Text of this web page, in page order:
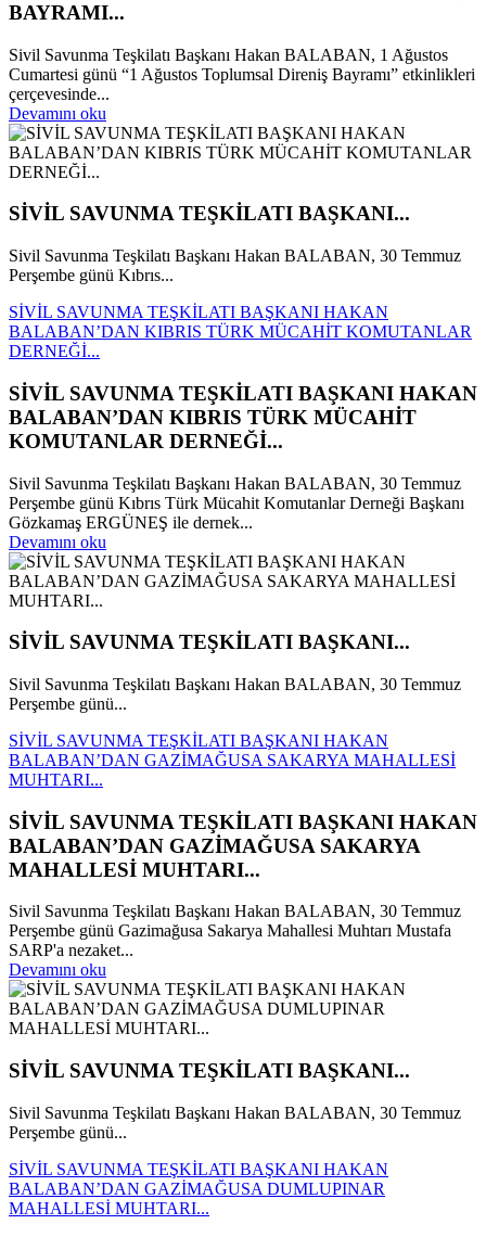
BAYRAMI...
Sivil Savunma Teşkilatı Başkanı Hakan BALABAN, 1 Ağustos
Cumartesi günü “1 Ağustos Toplumsal Direniş Bayramı” etkinlikleri
çerçevesinde...
Devamını oku
SİVİL SAVUNMA TEŞKİLATI BAŞKANI...
Sivil Savunma Teşkilatı Başkanı Hakan BALABAN, 30 Temmuz
Perşembe günü Kıbrıs...
SİVİL SAVUNMA TEŞKİLATI BAŞKANI HAKAN
BALABAN’DAN KIBRIS TÜRK MÜCAHİT KOMUTANLAR
DERNEĞİ...
SİVİL SAVUNMA TEŞKİLATI BAŞKANI HAKAN
BALABAN’DAN KIBRIS TÜRK MÜCAHİT
KOMUTANLAR DERNEĞİ...
Sivil Savunma Teşkilatı Başkanı Hakan BALABAN, 30 Temmuz
Perşembe günü Kıbrıs Türk Mücahit Komutanlar Derneği Başkanı
Gözkamaş ERGÜNEŞ ile dernek...
Devamını oku
SİVİL SAVUNMA TEŞKİLATI BAŞKANI...
Sivil Savunma Teşkilatı Başkanı Hakan BALABAN, 30 Temmuz
Perşembe günü...
SİVİL SAVUNMA TEŞKİLATI BAŞKANI HAKAN
BALABAN’DAN GAZİMAĞUSA SAKARYA MAHALLESİ
MUHTARI...
SİVİL SAVUNMA TEŞKİLATI BAŞKANI HAKAN
BALABAN’DAN GAZİMAĞUSA SAKARYA
MAHALLESİ MUHTARI...
Sivil Savunma Teşkilatı Başkanı Hakan BALABAN, 30 Temmuz
Perşembe günü Gazimağusa Sakarya Mahallesi Muhtarı Mustafa
SARP'a nezaket...
Devamını oku
SİVİL SAVUNMA TEŞKİLATI BAŞKANI...
Sivil Savunma Teşkilatı Başkanı Hakan BALABAN, 30 Temmuz
Perşembe günü...
SİVİL SAVUNMA TEŞKİLATI BAŞKANI HAKAN
BALABAN’DAN GAZİMAĞUSA DUMLUPINAR
MAHALLESİ MUHTARI...